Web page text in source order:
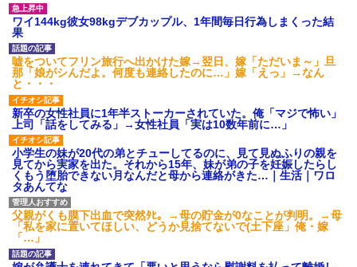
ワイ144kg彼女98kgデブカップル、1年間毎日行為しまくった結
果
嘘をついてフリン旅行へ出かけた嫁→翌日、嫁「ただいま～」旦
那「娘がシんだよ。何度も連絡したのに…」嫁「えっ」→なん
と・・・
新卒の女性社員に1年半ストーカーされていた。俺「マジで怖い」
上司「話をしてみる」→女性社員「実は10数年前に…」
小学生の妹が20代の弟とチューしてるのに、見て見ぬふりの親を
見てから実家を出た。それから15年、妹が弟の子を妊娠したらし
くもう堕胎できない月なんだと母から連絡がきた…｜生活｜ワロ
タあんてな
父親がくも膜下出血で突然ﾀﾋ。→母の貯金が0なことが判明。→母
「私を家に置いてほしい、どうか見捨てないで(土下座」俺・嫁
「…」